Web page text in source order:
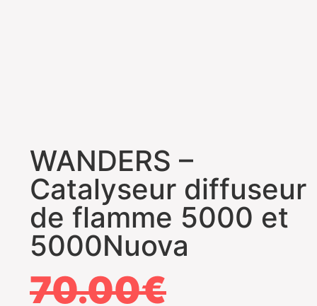
WANDERS –
Catalyseur diffuseur
de flamme 5000 et
5000Nuova
70.00€